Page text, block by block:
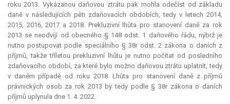
roku 2013. Vykázanou daňovou ztrátu pak mohla odečíst od základu
daně v následujících pěti zdaňovacích obdobích, tedy v letech 2014,
2015, 2016, 2017 a 2018. Prekluzivní lhůta pro stanovení daně za rok
2013 se neodvíjí od obecného § 148 odst. 1 daňového řádu, nýbrž je
nutno postupovat podle speciálního § 38r odst. 2 zákona o daních z
příjmů, takže tříletou prekluzivní lhůtu je nutno počítat od posledního
zdaňovacího období, za které bylo možno daňovou ztrátu uplatnit, tedy
v daném případě od roku 2018. Lhůta pro stanovení daně z příjmů
právnických osob za rok 2013 by tedy podle § 38r zákona o daních
příjmů uplynula dne 1. 4. 2022.